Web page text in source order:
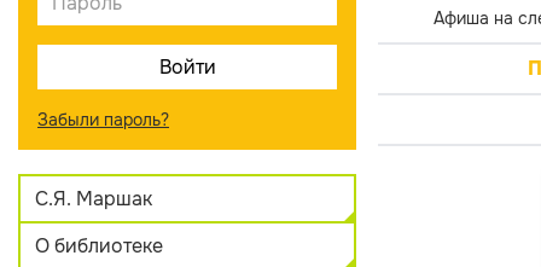
Забыли пароль?
С.Я. Маршак
О библиотеке
Афиша на